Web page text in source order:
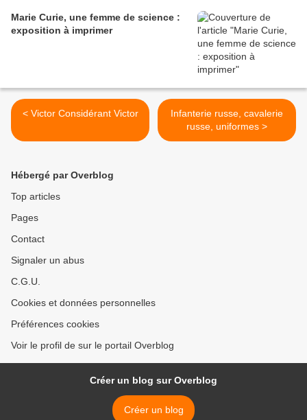
Marie Curie, une femme de science :
exposition à imprimer
< Victor Considérant Victor
Infanterie russe, cavalerie
russe, uniformes >
Hébergé par Overblog
Top articles
Pages
Contact
Signaler un abus
C.G.U.
Cookies et données personnelles
Préférences cookies
Voir le profil de sur le portail Overblog
Créer un blog sur Overblog
Créer un blog